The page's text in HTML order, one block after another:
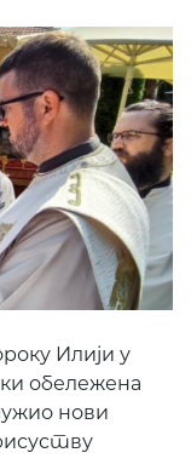
Илији у
обележена
нови